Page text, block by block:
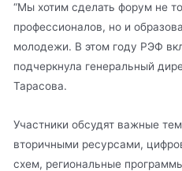
“Мы хотим сделать форум не
профессионалов, но и
молодежи. В этом году РЭФ
подчеркнула генеральный
Тарасова.
Участники обсудят важные
вторичными ресурсами,
схем, региональные